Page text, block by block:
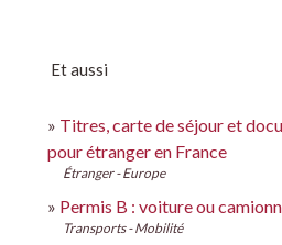
Et aussi
Titres, carte de séjour et
pour étranger en France
Étranger - Europe
Permis B : voiture ou
Transports - Mobilité